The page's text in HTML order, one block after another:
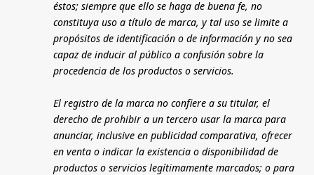
éstos; siempre que ello se haga de buena fe, no
constituya uso a título de marca, y tal uso se limite a
propósitos de identificación o de información y no sea
capaz de inducir al público a confusión sobre la
procedencia de los productos o servicios.
El registro de la marca no confiere a su titular, el
derecho de prohibir a un tercero usar la marca para
anunciar, inclusive en publicidad comparativa, ofrecer
en venta o indicar la existencia o disponibilidad de
productos o servicios legítimamente marcados; o para